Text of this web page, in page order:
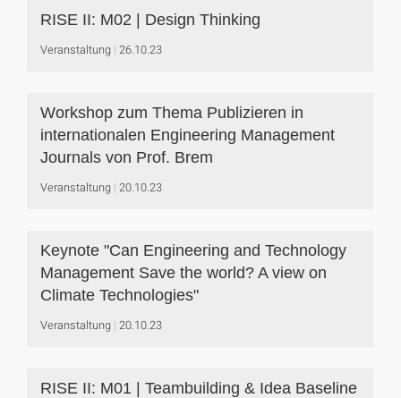
RISE II: M02 | Design Thinking
Veranstaltung 26.10.23
Workshop zum Thema Publizieren in
internationalen Engineering Management
Journals von Prof. Brem
Veranstaltung 20.10.23
Keynote "Can Engineering and Technology
Management Save the world? A view on
Climate Technologies"
Veranstaltung 20.10.23
RISE II: M01 | Teambuilding & Idea Baseline